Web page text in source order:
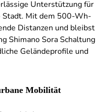
Unterstützung für
Stadt. Mit dem 500-Wh-
Distanzen und bleibst
Shimano Sora Schaltung
Geländeprofile und
Mobilität